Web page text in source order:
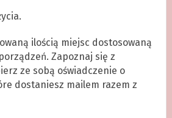
ilością miejsc dostosowaną
Zapoznaj się z
ze sobą oświadczenie o
dostaniesz mailem razem z